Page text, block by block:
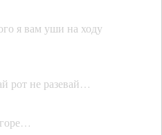
я вам уши на ходу
рот не разевай…